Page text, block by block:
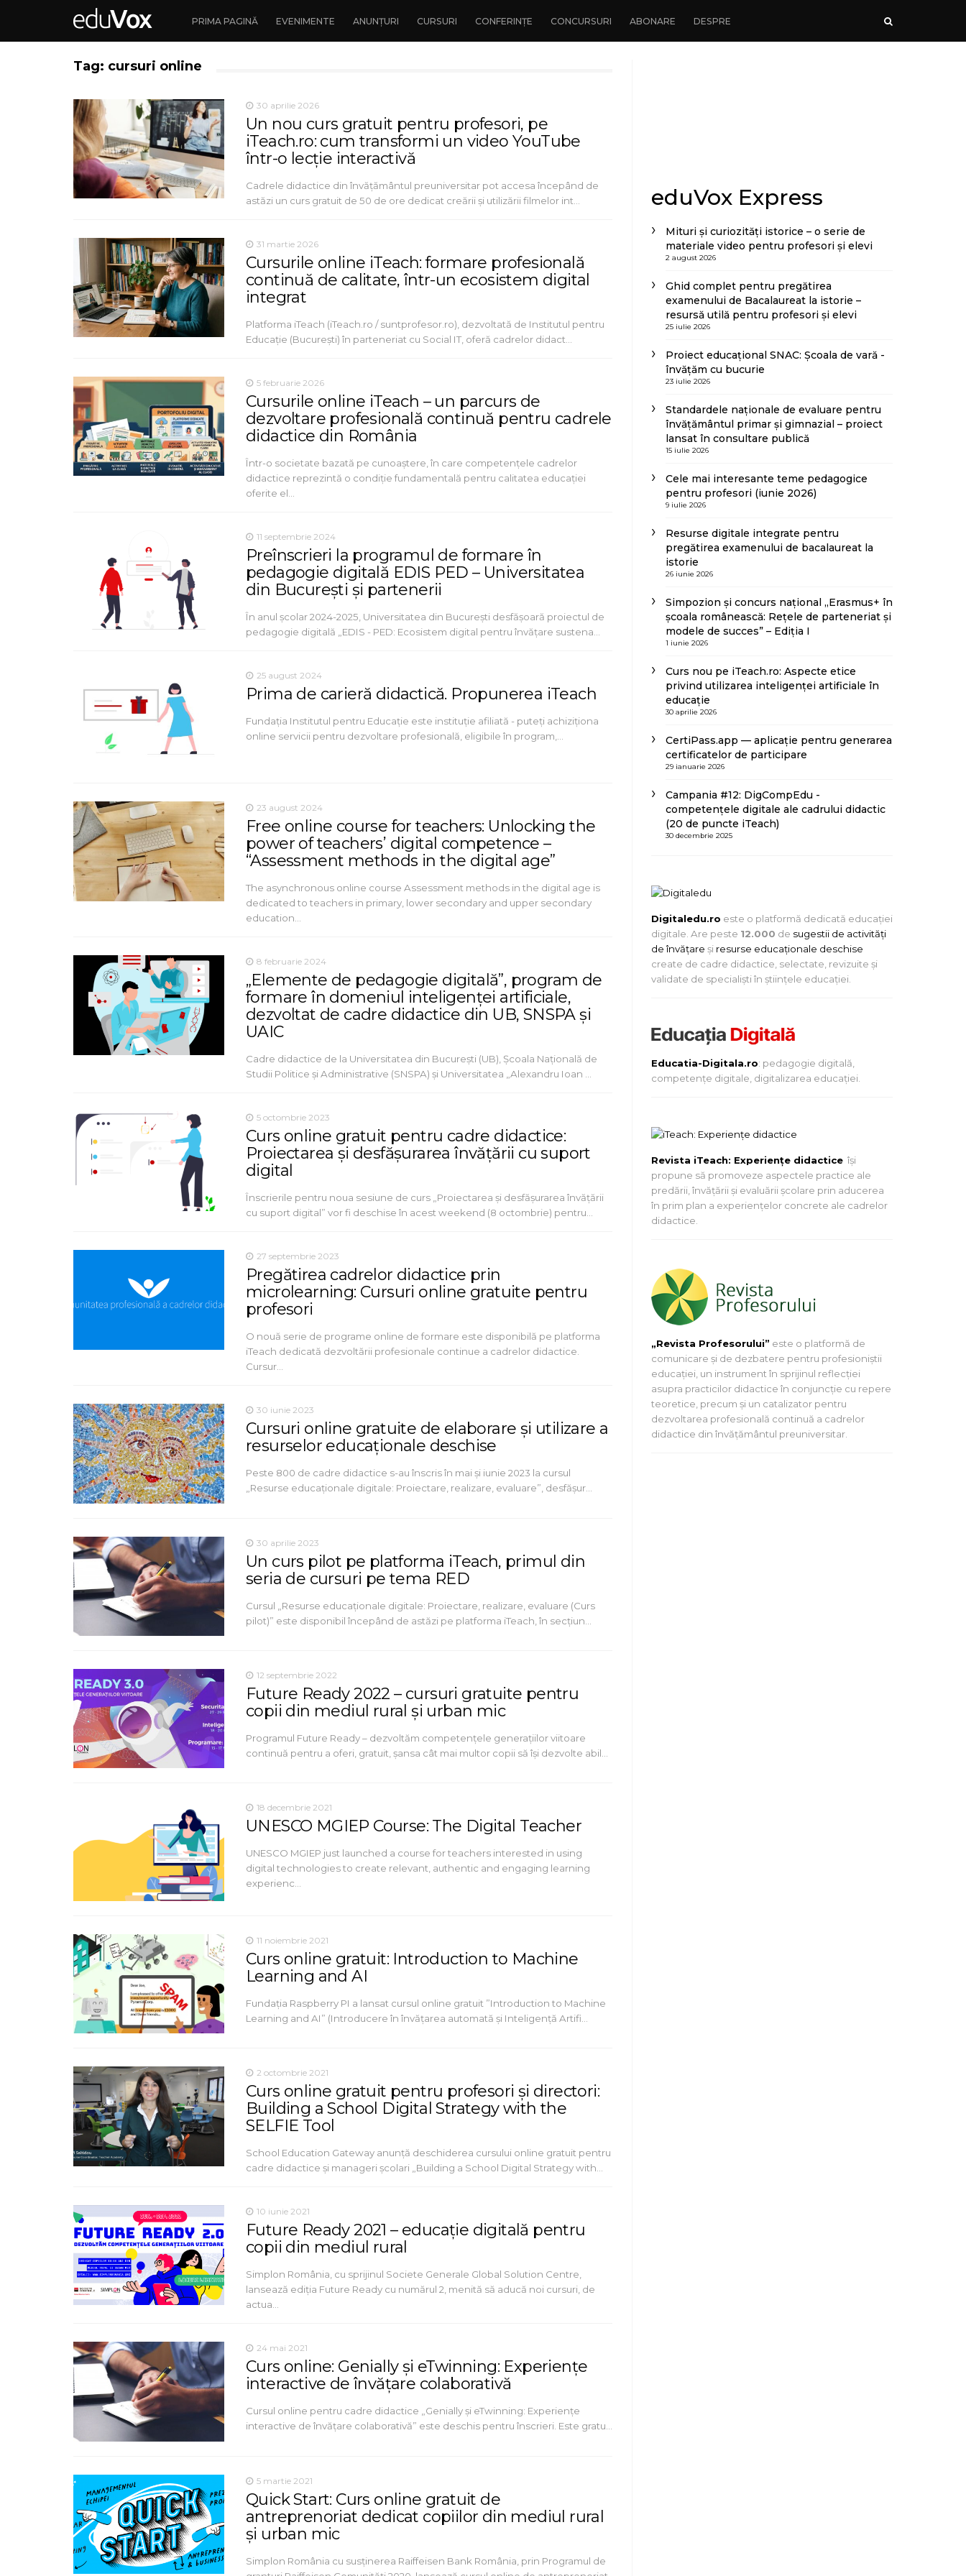
PRIMA PAGINĂ EVENIMENTE ANUNȚURI CURSURI CONFERINȚE CONCURSURI ABONARE DESPRE
Tag: cursuri online
30 aprilie 2026
Un nou curs gratuit pentru profesori, pe
iTeach.ro: cum transformi un video YouTube
într-o lecție interactivă
Cadrele didactice din învățământul preuniversitar pot accesa începând de
astăzi un curs gratuit de 50 de ore dedicat creării și utilizării filmelor int…
31 martie 2026
Cursurile online iTeach: formare profesională
continuă de calitate, într-un ecosistem digital
integrat
Platforma iTeach (iTeach.ro / suntprofesor.ro), dezvoltată de Institutul pentru
Educație (București) în parteneriat cu Social IT, oferă cadrelor didact…
5 februarie 2026
Cursurile online iTeach – un parcurs de
dezvoltare profesională continuă pentru cadrele
didactice din România
Într-o societate bazată pe cunoaștere, în care competențele cadrelor
didactice reprezintă o condiție fundamentală pentru calitatea educației
oferite el…
11 septembrie 2024
Preînscrieri la programul de formare în
pedagogie digitală EDIS PED – Universitatea
din București și partenerii
În anul școlar 2024-2025, Universitatea din București desfășoară proiectul de
pedagogie digitală „EDIS - PED: Ecosistem digital pentru învățare sustena…
25 august 2024
Prima de carieră didactică. Propunerea iTeach
Fundația Institutul pentru Educație este instituție afiliată - puteți achiziționa
online servicii pentru dezvoltare profesională, eligibile în program,…
23 august 2024
Free online course for teachers: Unlocking the
power of teachers’ digital competence –
“Assessment methods in the digital age”
The asynchronous online course Assessment methods in the digital age is
dedicated to teachers in primary, lower secondary and upper secondary
education…
8 februarie 2024
„Elemente de pedagogie digitală”, program de
formare în domeniul inteligenței artificiale,
dezvoltat de cadre didactice din UB, SNSPA și
UAIC
Cadre didactice de la Universitatea din București (UB), Școala Națională de
Studii Politice și Administrative (SNSPA) și Universitatea „Alexandru Ioan …
5 octombrie 2023
Curs online gratuit pentru cadre didactice:
Proiectarea și desfășurarea învățării cu suport
digital
Înscrierile pentru noua sesiune de curs „Proiectarea și desfășurarea învățării
cu suport digital” vor fi deschise în acest weekend (8 octombrie) pentru…
27 septembrie 2023
Pregătirea cadrelor didactice prin
microlearning: Cursuri online gratuite pentru
profesori
O nouă serie de programe online de formare este disponibilă pe platforma
iTeach dedicată dezvoltării profesionale continue a cadrelor didactice.
Cursur…
30 iunie 2023
Cursuri online gratuite de elaborare și utilizare a
resurselor educaționale deschise
Peste 800 de cadre didactice s-au înscris în mai și iunie 2023 la cursul
„Resurse educaționale digitale: Proiectare, realizare, evaluare”, desfășur…
30 aprilie 2023
Un curs pilot pe platforma iTeach, primul din
seria de cursuri pe tema RED
Cursul „Resurse educaționale digitale: Proiectare, realizare, evaluare (Curs
pilot)” este disponibil începând de astăzi pe platforma iTeach, în secțiun…
12 septembrie 2022
Future Ready 2022 – cursuri gratuite pentru
copii din mediul rural și urban mic
Programul Future Ready – dezvoltăm competențele generațiilor viitoare
continuă pentru a oferi, gratuit, șansa cât mai multor copii să își dezvolte abil…
18 decembrie 2021
UNESCO MGIEP Course: The Digital Teacher
UNESCO MGIEP just launched a course for teachers interested in using
digital technologies to create relevant, authentic and engaging learning
experienc…
11 noiembrie 2021
Curs online gratuit: Introduction to Machine
Learning and AI
Fundația Raspberry PI a lansat cursul online gratuit ”Introduction to Machine
Learning and AI” (Introducere în învățarea automată și Inteligență Artifi…
2 octombrie 2021
Curs online gratuit pentru profesori și directori:
Building a School Digital Strategy with the
SELFIE Tool
School Education Gateway anunță deschiderea cursului online gratuit pentru
cadre didactice și manageri școlari „Building a School Digital Strategy with…
10 iunie 2021
Future Ready 2021 – educație digitală pentru
copii din mediul rural
Simplon România, cu sprijinul Societe Generale Global Solution Centre,
lansează ediția Future Ready cu numărul 2, menită să aducă noi cursuri, de
actua…
24 mai 2021
Curs online: Genially și eTwinning: Experiențe
interactive de învățare colaborativă
Cursul online pentru cadre didactice „Genially și eTwinning: Experiențe
interactive de învățare colaborativă” este deschis pentru înscrieri. Este gratu…
5 martie 2021
Quick Start: Curs online gratuit de
antreprenoriat dedicat copiilor din mediul rural
și urban mic
Simplon România cu susținerea Raiffeisen Bank România, prin Programul de
eduVox Express
Mituri și curiozități istorice – o serie de
materiale video pentru profesori și elevi
2 august 2026
Ghid complet pentru pregătirea
examenului de Bacalaureat la istorie –
resursă utilă pentru profesori și elevi
25 iulie 2026
Proiect educațional SNAC: Școala de vară -
învățăm cu bucurie
23 iulie 2026
Standardele naționale de evaluare pentru
învățământul primar și gimnazial – proiect
lansat în consultare publică
15 iulie 2026
Cele mai interesante teme pedagogice
pentru profesori (iunie 2026)
9 iulie 2026
Resurse digitale integrate pentru
pregătirea examenului de bacalaureat la
istorie
26 iunie 2026
Simpozion și concurs național „Erasmus+ în
școala românească: Rețele de parteneriat și
modele de succes” – Ediția I
1 iunie 2026
Curs nou pe iTeach.ro: Aspecte etice
privind utilizarea inteligenței artificiale în
educație
30 aprilie 2026
CertiPass.app — aplicație pentru generarea
certificatelor de participare
29 ianuarie 2026
Campania #12: DigCompEdu -
competențele digitale ale cadrului didactic
(20 de puncte iTeach)
30 decembrie 2025
Digitaledu.ro este o platformă dedicată educației
digitale. Are peste 12.000 de sugestii de activități
de învățare și resurse educaționale deschise
create de cadre didactice, selectate, revizuite și
validate de specialiști în științele educației.
Educatia-Digitala.ro: pedagogie digitală,
competențe digitale, digitalizarea educației.
Revista iTeach: Experienţe didactice îşi
propune să promoveze aspectele practice ale
predării, învăţării şi evaluării şcolare prin aducerea
în prim plan a experienţelor concrete ale cadrelor
didactice.
„Revista Profesorului” este o platformă de
comunicare și de dezbatere pentru profesioniștii
educației, un instrument în sprijinul reflecției
asupra practicilor didactice în conjuncție cu repere
teoretice, precum și un catalizator pentru
dezvoltarea profesională continuă a cadrelor
didactice din învățământul preuniversitar.